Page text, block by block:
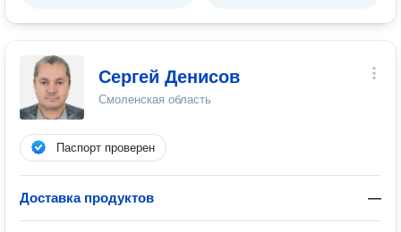
Сергей Денисов
Смоленская область
Паспорт проверен
Доставка продуктов —